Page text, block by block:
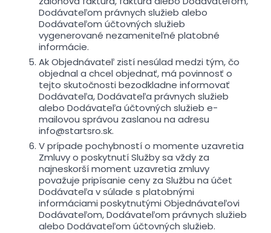
Dodávateľom právnych služieb alebo
Dodávateľom účtovných služieb
vygenerované nezameniteľné platobné
informácie.
Ak Objednávateľ zistí nesúlad medzi tým, čo
objednal a chcel objednať, má povinnosť o
tejto skutočnosti bezodkladne informovať
Dodávateľa, Dodávateľa právnych služieb
alebo Dodávateľa účtovných služieb e-
mailovou správou zaslanou na adresu
info@startsro.sk.
V prípade pochybností o momente uzavretia
Zmluvy o poskytnutí Služby sa vždy za
najneskorší moment uzavretia zmluvy
považuje pripísanie ceny za Službu na účet
Dodávateľa v súlade s platobnými
informáciami poskytnutými Objednávateľovi
Dodávateľom, Dodávateľom právnych služieb
alebo Dodávateľom účtovných služieb.